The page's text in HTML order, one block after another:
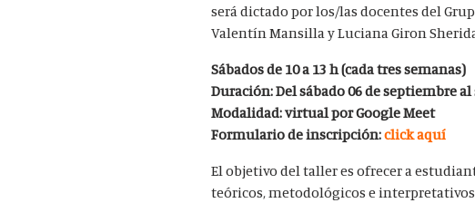
será dictado por los/las docentes del
Valentín Mansilla y Luciana Giron
Sábados de 10 a 13 h (cada tres semanas)
Duración: Del sábado 06 de septiembre
Modalidad: virtual por Google Meet
Formulario de inscripción:click aquí
El objetivo del taller es ofrecer a
teóricos, metodológicos e